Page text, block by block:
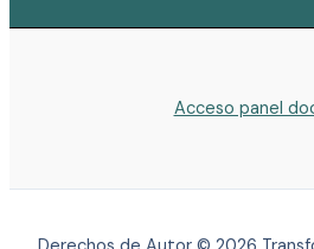
Acceso panel